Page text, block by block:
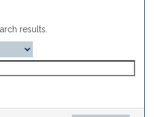
results.